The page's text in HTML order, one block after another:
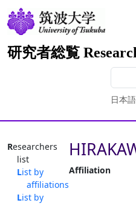
研究者総覧
日本語
Researchers
list
List by
affiliations
List by
Affiliation